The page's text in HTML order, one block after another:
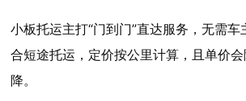
小板托运主打“门到门”直达服务，无需
合短途托运，定价按公里计算，且单价
降。